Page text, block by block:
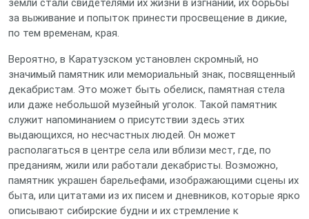
земли стали свидетелями их жизни в изгнании, их борьбы
за выживание и попыток принести просвещение в дикие,
по тем временам, края.
Вероятно, в Каратузском установлен скромный, но
значимый памятник или мемориальный знак, посвященный
декабристам. Это может быть обелиск, памятная стела
или даже небольшой музейный уголок. Такой памятник
служит напоминанием о присутствии здесь этих
выдающихся, но несчастных людей. Он может
располагаться в центре села или вблизи мест, где, по
преданиям, жили или работали декабристы. Возможно,
памятник украшен барельефами, изображающими сцены их
быта, или цитатами из их писем и дневников, которые ярко
описывают сибирские будни и их стремление к